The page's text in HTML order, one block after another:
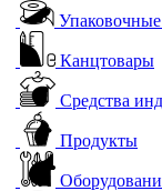
Канцтовары
Средства
Продукты